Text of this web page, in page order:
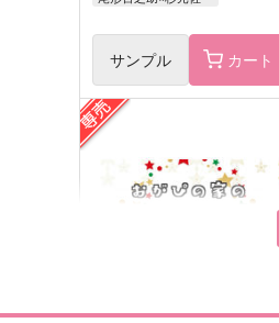
fragment フラグメント
おみそしる
サンプル 作品詳細
サンプル カート